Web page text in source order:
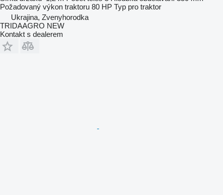
Požadovaný výkon traktoru 80 HP Typ pro traktor
Ukrajina, Zvenyhorodka
TRIDAAGRO NEW
Kontakt s dealerem